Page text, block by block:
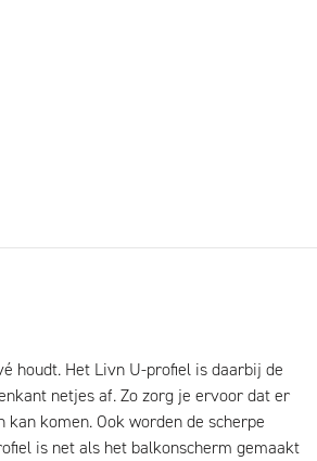
houdt. Het Livn U-profiel is daarbij de
netjes af. Zo zorg je ervoor dat er
komen. Ook worden de scherpe
is net als het balkonscherm gemaakt